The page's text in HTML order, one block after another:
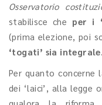
Osservatorio
stabilisce che per i
(prima elezione, poi
‘togati’ sia integrale.
Per quanto concerne
dei ‘laici’, alla legge